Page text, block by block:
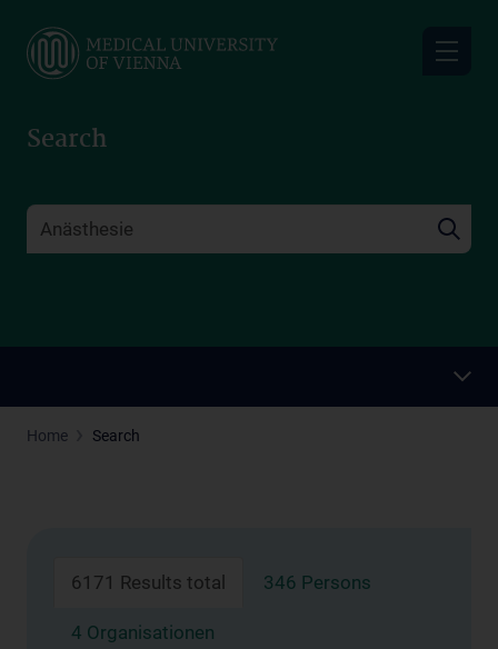
main
Search
Home Search
6171 Results total 346 Persons
4 Organisationen